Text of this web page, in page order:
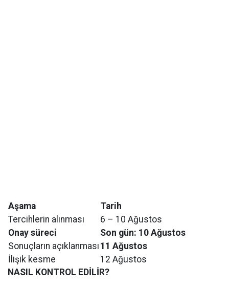
Aşama
Tarih
Tercihlerin alınması
6 – 10 Ağustos
Onay süreci
Son gün: 10 Ağustos
Sonuçların açıklanması 11 Ağustos
İlişik kesme
12 Ağustos
NASIL KONTROL EDİLİR?